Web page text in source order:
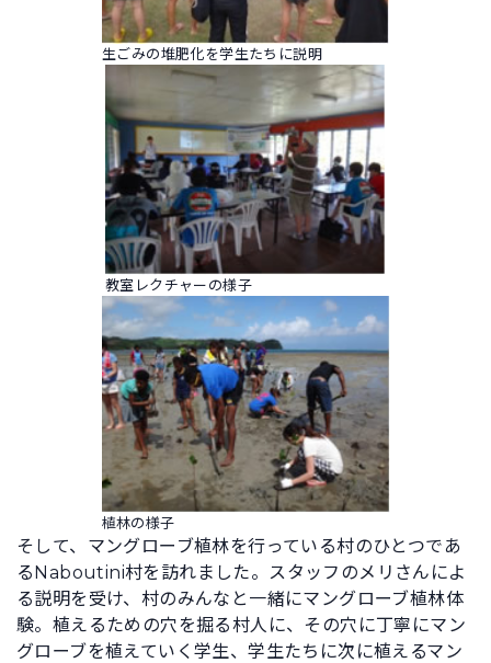
生ごみの堆肥化を学生たちに説明
教室レクチャーの様子
植林の様子
そして、マングローブ植林を行っている村のひとつであ
るNaboutini村を訪れました。スタッフのメリさんによ
る説明を受け、村のみんなと一緒にマングローブ植林体
験。植えるための穴を掘る村人に、その穴に丁寧にマン
グローブを植えていく学生、学生たちに次に植えるマン